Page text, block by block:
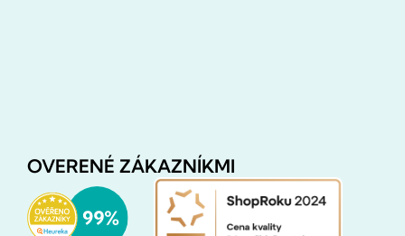
OVERENÉ ZÁKAZNÍKMI